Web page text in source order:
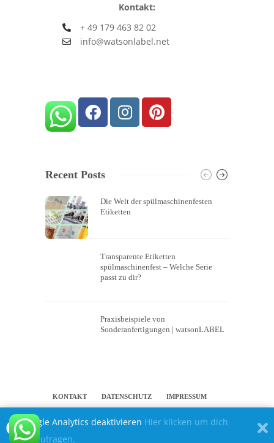
Kontakt:
+ 49 179 463 82 02
info@watsonlabel.net
Recent Posts
Die Welt der spülmaschinenfesten
Etiketten
Transparente Etiketten
spülmaschinenfest – Welche Serie
passt zu dir?
Praxisbeispiele von
Sonderanfertigungen | watsonLABEL
KONTAKT DATENSCHUTZ IMPRESSUM
PERSÖNLICHE ETIKETTEN UND
Google Analytics deaktivieren Hier klicken um dich
auszutragen.